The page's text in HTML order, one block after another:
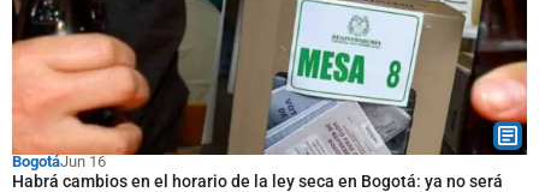
BogotáJun 16
Habrá cambios en el horario de la ley seca en Bogotá: ya no será